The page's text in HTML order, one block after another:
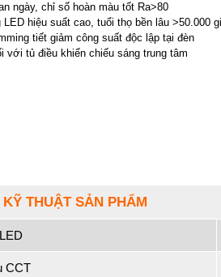
ngày, chỉ số hoàn màu tốt Ra>80
LED hiệu suất cao, tuổi thọ bền lâu >50.000
tiết giảm công suất độc lập tại đèn
với tủ điều khiển chiếu sáng trung tâm
THUẬT SẢN PHẨM
CCT